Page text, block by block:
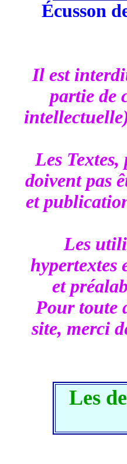
Écusson
Il est
partie de
Les
doivent pas
et
Les
hypertextes
et
Pour toute
site, merci
Les